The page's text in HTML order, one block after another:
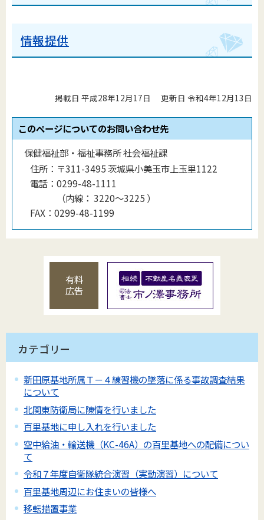
情報提供
掲載日 平成28年12月17日 更新日 令和4年12月13日
このページについてのお問い合わせ先
保健福祉部・福祉事務所 社会福祉課
住所： 〒311-3495 茨城県小美玉市上玉里1122
電話： 0299-48-1111
（内線 ： 3220〜3225 ）
FAX： 0299-48-1199
有料
広告
カテゴリー
新田原基地所属Ｔ－４練習機の墜落に係る事故調査結果
について
北関東防衛局に陳情を行いました
百里基地に申し入れを行いました
空中給油・輸送機（KC-46A）の百里基地への配備につい
て
令和７年度自衛隊統合演習（実動演習）について
百里基地周辺にお住まいの皆様へ
移転措置事業